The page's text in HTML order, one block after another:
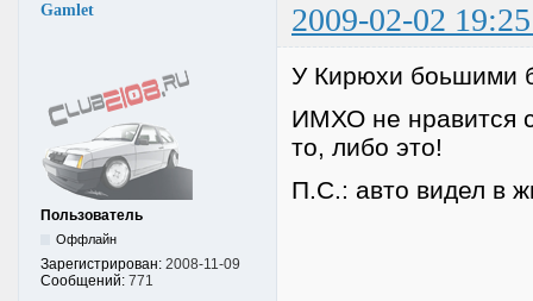
Gamlet 2009-02-02
Пользователь
Оффлайн
Зарегистрирован: 2008-11-09
Сообщений: 771
У Кирюхи боьшими
ИМХО не нравится
то, либо это!
П.С.: авто видел в